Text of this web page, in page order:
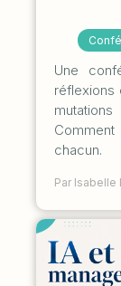
Une
réflexions
chacun.
Par Isabelle